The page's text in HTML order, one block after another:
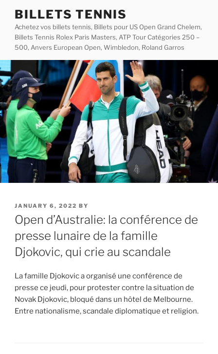
content
BILLETS TENNIS
Achetez vos billets tennis, Billets pour US Open Grand Chelem,
Billets Tennis Rolex Paris Masters, ATP Tour Catégories 250 –
500, Anvers European Open, Wimbledon, Roland Garros
POSTED
ON
JANUARY 6, 2022 BY
Open d’Australie: la conférence de
presse lunaire de la famille
Djokovic, qui crie au scandale
La famille Djokovic a organisé une conférence de
presse ce jeudi, pour protester contre la situation de
Novak Djokovic, bloqué dans un hôtel de Melbourne.
Entre nationalisme, scandale diplomatique et religion.